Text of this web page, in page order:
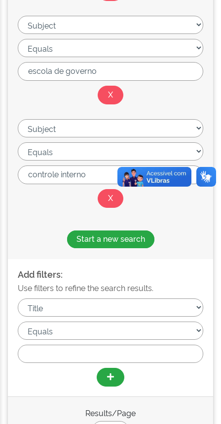
Start a new search
Add filters:
Use filters to refine the search results.
Results/Page